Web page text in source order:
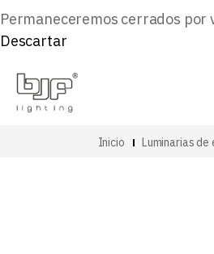
Permaneceremos cerrados por
Descartar
Inicio Luminarias